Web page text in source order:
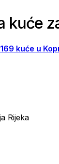
kuće
kuće u
Rijeka